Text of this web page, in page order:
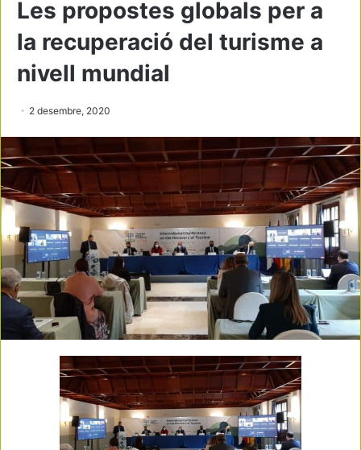
Les propostes globals per a
la recuperació del turisme a
nivell mundial
2 desembre, 2020